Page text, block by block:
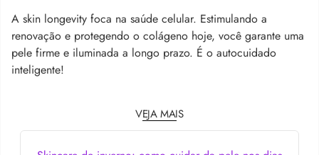
A skin longevity foca na saúde celular. Estimulando a
renovação e protegendo o colágeno hoje, você garante uma
pele firme e iluminada a longo prazo. É o autocuidado
inteligente!
VEJA MAIS